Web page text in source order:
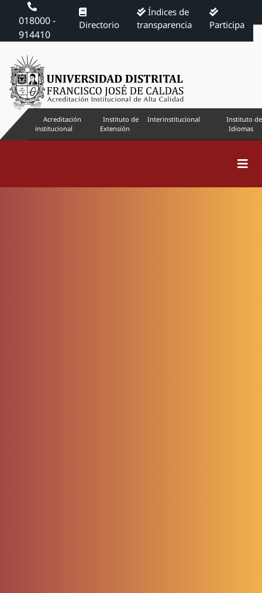
018000 -
914410
Directorio
Índices de
transparencia
Participa
Acreditación
institucional
Instituto de
Extensión
Interinstitucional
Instituto de
Idiomas